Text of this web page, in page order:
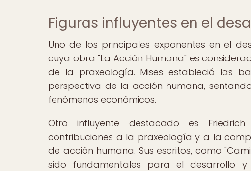
Figuras influyentes en el
Uno de los principales exponentes en el
cuya obra "La Acción Humana" es
de la praxeología. Mises estableció las
perspectiva de la acción humana,
fenómenos económicos.
Otro influyente destacado es
contribuciones a la praxeología y a la
de acción humana. Sus escritos, como
sido fundamentales para el desarrollo